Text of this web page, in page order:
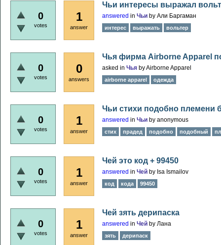
0
votes
1
answer
Чьи интересы выражал
answered in Чьи by Али Баргаман
интерес выражать вольтер
0
votes
0
answers
Чья фирма Airborne Apparel
asked in Чья byAirborne Apparel
airborne apparel одежда
0
votes
1
answer
Чьи стихи подобно племени
answered in Чьи by anonymous
стих прадед подобно подобный
0
votes
1
answer
Чей это код + 99450
answered in Чей by Isa Ismailov
код кода 99450
0
votes
1
answer
Чей зять дерипаска
answered in Чей by Лана
зять дерипаск